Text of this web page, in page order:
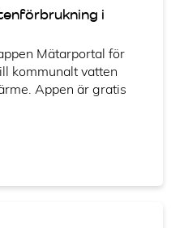
i
Mätarportal för
kommunalt vatten
Appen är gratis